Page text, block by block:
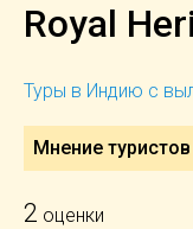
Royal
Туры в Индию с
Мнение
2 оценки